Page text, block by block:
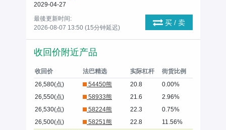
2029-04-27
最後更新时间:
2026-08-07 13:50 (15分钟延迟)
买 / 卖
收回价附近产品
收回价 法巴精选 实际杠杆
街货比例
26,580(点)
54450熊 20.8
0.00%
26,550(点)
58933熊 21.6
2.96%
26,530(点)
58224熊 22.3
0.75%
26,500(点)
58251熊 22.8
11.56%